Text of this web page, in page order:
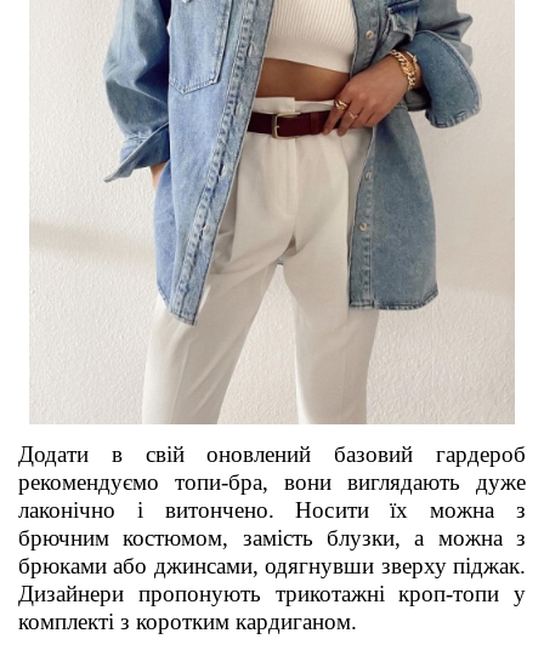
Додати в свій оновлений базовий гардероб
рекомендуємо топи-бра, вони виглядають дуже
лаконічно і витончено. Носити їх можна з
брючним костюмом, замість блузки, а можна з
брюками або джинсами,одягнувши зверху піджак.
Дизайнери пропонують трикотажні кроп-топи у
комплекті з коротким кардиганом.